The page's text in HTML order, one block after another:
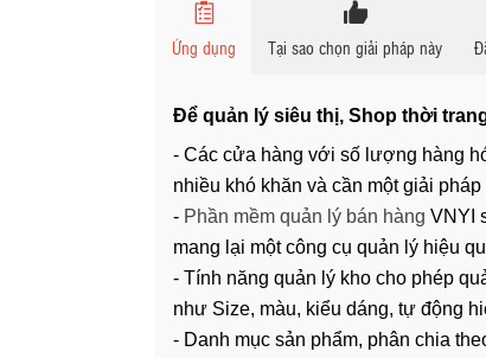
Ứng dụng Tại sao chọn giải pháp này
Để quản lý siêu thị, Shop thời
- Các cửa hàng với số lượng hàng
nhiều khó khăn và cần một giải
- Phần mềm quản lý bán hàng VNYI
mang lại một công cụ quản lý hiệu
- Tính năng quản lý kho cho phép
như Size, màu, kiểu dáng, tự động
- Danh mục sản phẩm, phân chia